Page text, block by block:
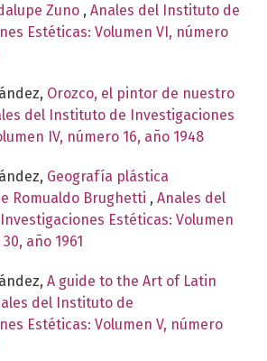
Zuno , Anales del Instituto de
Estéticas: Volumen VI, número
Orozco, el pintor de nuestro
del Instituto de Investigaciones
IV, número 16, año 1948
Geografía plástica
Romualdo Brughetti , Anales del
Estéticas: Volumen
año 1961
A guide to the Art of Latin
del Instituto de
Estéticas: Volumen V, número